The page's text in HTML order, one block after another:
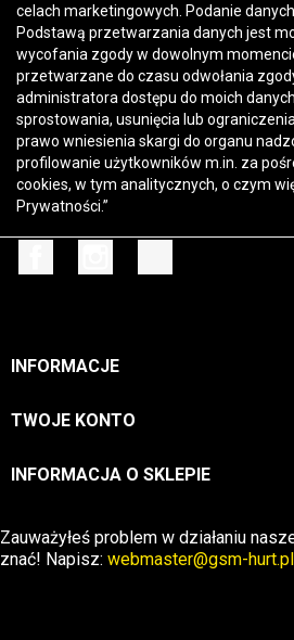
celach marketingowych. Podanie
Podstawą przetwarzania danych jest
wycofania zgody w dowolnym
przetwarzane do czasu odwołania
administratora dostępu do moich
sprostowania, usunięcia lub
prawo wniesienia skargi do organu
profilowanie użytkowników m.in. za
cookies, w tym analitycznych, o czym
Prywatności.”
INFORMACJE
TWOJE KONTO
INFORMACJA O SKLEPIE
Zauważyłeś problem w działaniu
znać! Napisz: webmaster@gsm-hurt.pl